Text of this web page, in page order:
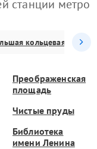
станции метро
кольцевая
Преображенская
площадь
Чистые пруды
Библиотека
имени Ленина